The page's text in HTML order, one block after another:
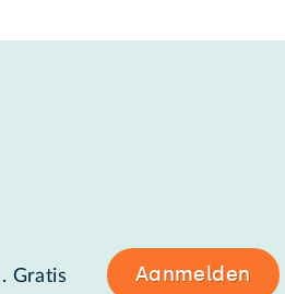
Gratis Aanmelden